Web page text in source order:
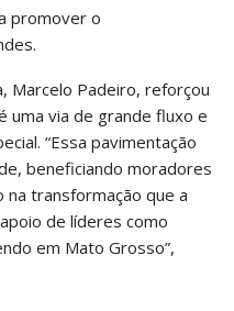
promover o
Marcelo Padeiro, reforçou
uma via de grande fluxo e
“Essa pavimentação
beneficiando moradores
na transformação que a
de líderes como
em Mato Grosso”,